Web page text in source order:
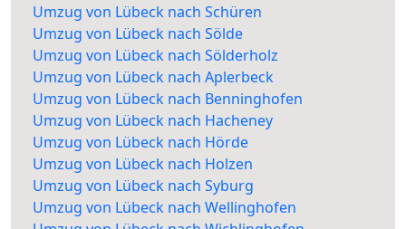
Umzug von Lübeck nach Schüren
Umzug von Lübeck nach Sölde
Umzug von Lübeck nach Sölderholz
Umzug von Lübeck nach Aplerbeck
Umzug von Lübeck nach Benninghofen
Umzug von Lübeck nach Hacheney
Umzug von Lübeck nach Hörde
Umzug von Lübeck nach Holzen
Umzug von Lübeck nach Syburg
Umzug von Lübeck nach Wellinghofen